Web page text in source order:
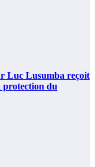
Luc Lusumba reçoit
protection du